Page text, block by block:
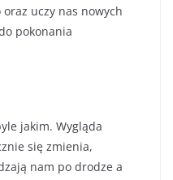
uczy nas nowych
pokonania
jakim. Wygląda
się zmienia,
nam po drodze a